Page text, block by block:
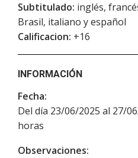
Subtitulado: inglés,
Brasil, italiano y español
Calificacion: +16
INFORMACIÓN
Fecha:
Del día 23/06/2025 al 27/
horas
Observaciones: